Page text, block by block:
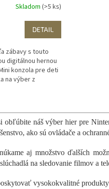
Skladom (>5 ks)
DETAIL
zábavy s touto
digitálnou hernou
konzola pre deti
na výber z
v
l
á
d
a
c
i
p
obľúbite náš výber hier pre
ako sú ovládače a
aj množstvo ďalších
na sledovanie filmov a
vysokokvalitné